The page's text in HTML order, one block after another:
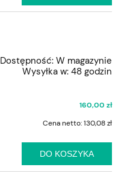
Dostępność: W magazynie
Wysyłka w: 48 godzin
160,00 zł
Cena netto:130,08 zł
DO KOSZYKA